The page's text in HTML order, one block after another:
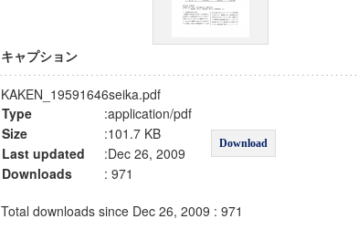
キャプション
KAKEN_19591646seika.pdf
Type
:application/pdf
Download
Size
:101.7 KB
Last updated
:Dec 26, 2009
Downloads
: 971
Total downloads since Dec 26, 2009 : 971